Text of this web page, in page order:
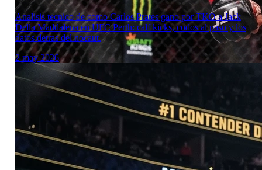
Laboratorio Técnico
Analisis tecnico de como Carlos Prates gano por TKO a Jack
Della Maddalena en UFC Perth: calf kicks, codos al paso y los
datos detras del nocaut.
2 may 2026